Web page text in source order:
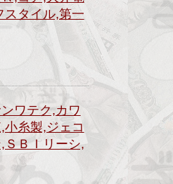
スタイル,第一
ワテク,カワ
小糸製,ジェコ
ＳＢＩリーシ,